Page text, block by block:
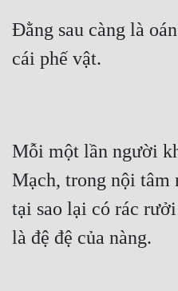
Đằng sau càng là
cái phế vật.
Mỗi một lần người
Mạch, trong nội tâm
tại sao lại có rác
là đệ đệ của nàng.